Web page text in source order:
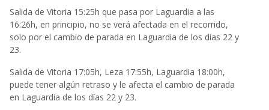
Salida de Vitoria 15:25h que pasa por Laguardia a las
16:26h, en principio, no se verá afectada en el recorrido,
solo por el cambio de parada en Laguardia de los días 22 y
23.
Salida de Vitoria 17:05h, Leza 17:55h, Laguardia 18:00h,
puede tener algún retraso y le afecta el cambio de parada
en Laguardia de los días 22 y 23.